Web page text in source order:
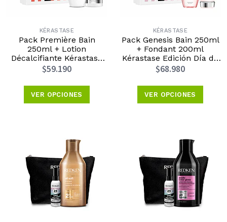
KÉRASTASE
Pack Première Bain
250ml + Lotion
Décalcifiante Kérastase
Edición Día de la Madre
$59.190
VER OPCIONES
KÉRASTASE
Pack Genesis Bain 250ml
+ Fondant 200ml
Kérastase Edición Día de
la Madre 2026
$68.980
VER OPCIONES